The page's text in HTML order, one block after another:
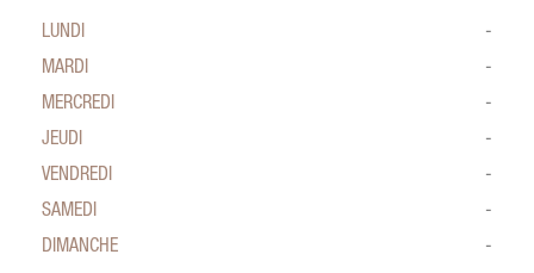
LUNDI
-
MARDI
-
MERCREDI
-
JEUDI
-
VENDREDI
-
SAMEDI
-
DIMANCHE
-